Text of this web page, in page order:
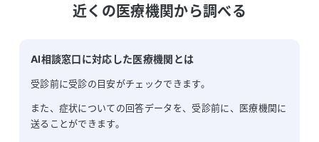
近くの医療機関から調べる
AI相談窓口に対応した医療機関とは
受診前に受診の目安がチェックできます。
また、症状についての回答データを、受診前に、医療機関に
送ることができます。